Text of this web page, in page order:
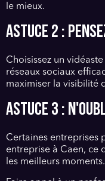
le mieux.
Astuce 2 :
Choisissez un
réseaux sociaux
maximiser la visibilité
Astuce 3 :
Certaines entreprises
entreprise à Caen, ce
les meilleurs moments.